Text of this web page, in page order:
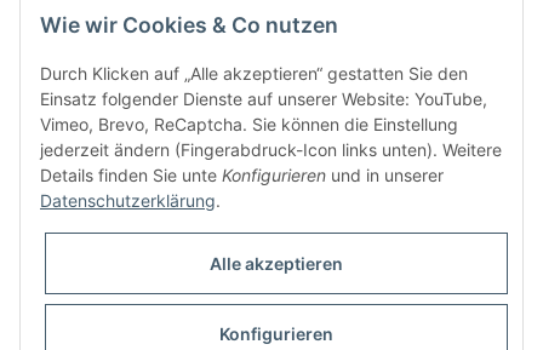
Wie wir Cookies & Co nutzen
Durch Klicken auf „Alle akzeptieren“ gestatten Sie den
Einsatz folgender Dienste auf unserer Website: YouTube,
Vimeo, Brevo, ReCaptcha. Sie können die Einstellung
jederzeit ändern (Fingerabdruck-Icon links unten). Weitere
Details finden Sie unte Konfigurieren und in unserer
Datenschutzerklärung.
Alle akzeptieren
Konfigurieren